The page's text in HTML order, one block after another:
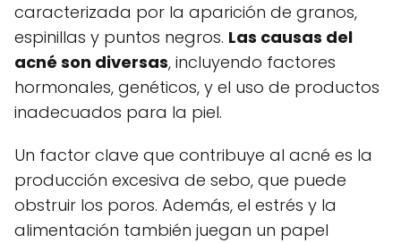
caracterizada por la aparición de granos,
espinillas y puntos negros. Las causas del
acné son diversas, incluyendo factores
hormonales, genéticos, y el uso de productos
inadecuados para la piel.
Un factor clave que contribuye al acné es la
producción excesiva de sebo, que puede
obstruir los poros. Además, el estrés y la
alimentación también juegan un papel